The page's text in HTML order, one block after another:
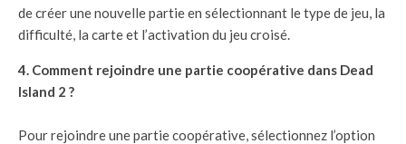
de créer une nouvelle partie en sélectionnant le type de jeu, la
difficulté, la carte et l’activation du jeu croisé.
4. Comment rejoindre une partie coopérative dans Dead
Island 2 ?
Pour rejoindre une partie coopérative, sélectionnez l’option